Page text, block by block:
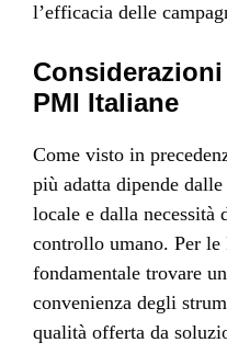
l’efficacia delle
PMI Italiane
Come visto in
più adatta dipende
locale e dalla necessità
controllo umano. Per
fondamentale trovare
convenienza degli
qualità offerta da